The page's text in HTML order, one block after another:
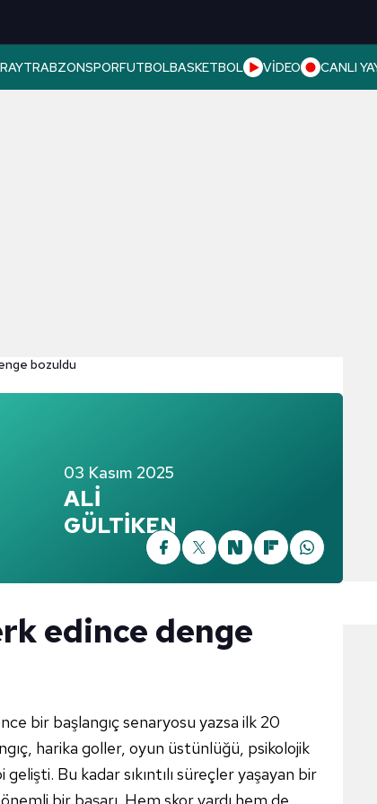
TRABZONSPORFUTBOLBASKETBOL VİDEO CANLI
bozuldu
03 Kasım 2025
ALİ
GÜLTİKEN
edince denge
bir başlangıç senaryosu yazsa ilk 20
harika goller, oyun üstünlüğü, psikolojik
Bu kadar sıkıntılı süreçler yaşayan bir